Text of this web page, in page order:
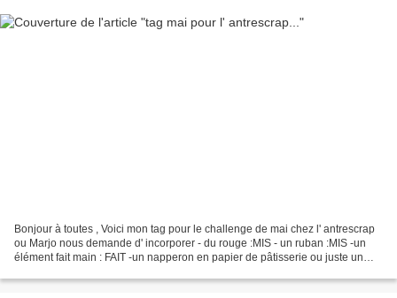
Bonjour à toutes , Voici mon tag pour le challenge de mai chez l' antrescrap
ou Marjo nous demande d' incorporer - du rouge :MIS - un ruban :MIS -un
élément fait main : FAIT -un napperon en papier de pâtisserie ou juste un